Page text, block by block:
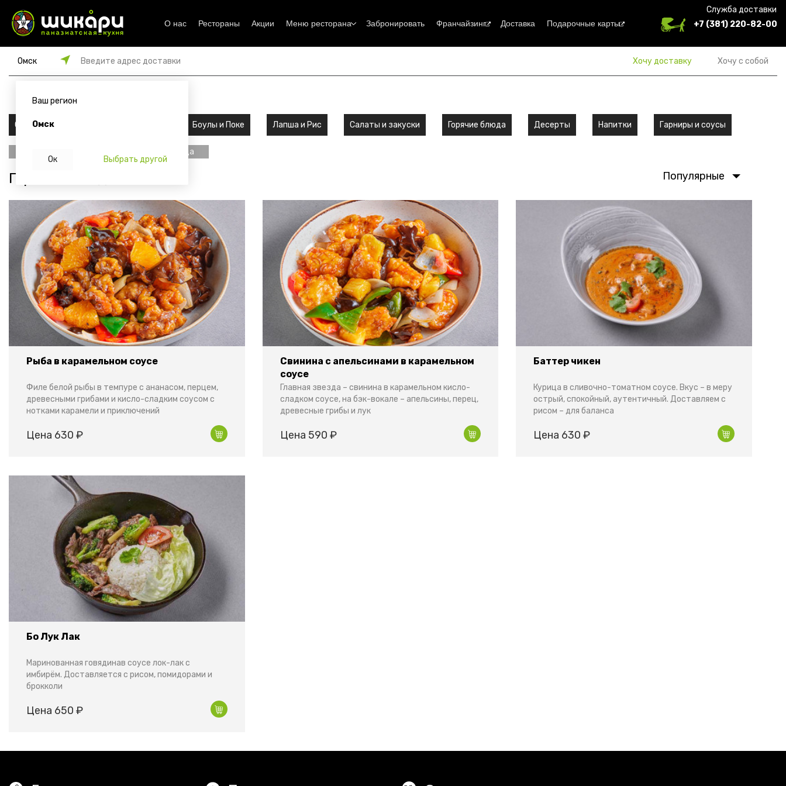
О нас Рестораны Акции Меню ресторана Забронировать Франчайзинг Доставка Подарочные карты
Служба доставки
+7 (381) 220-82-00
Омск Введите адрес доставки Хочу доставку Хочу с собой
Ваш регион
Омск
Ок Выбрать другой
Сеты Боулы и Поке Лапша и Рис Салаты и закуски Горячие блюда Десерты Напитки Гарниры и соусы
Горячие блюда
Популярные
Горячие блюда в Омске
Рыба в карамельном соусе
Филе белой рыбы в темпуре с ананасом, перцем,
древесными грибами и кисло-сладким соусом с
нотками карамели и приключений
Цена 630 ₽
Свинина с апельсинами в карамельном
соусе
Главная звезда – свинина в карамельном кисло-
сладком соусе, на бэк-вокале – апельсины, перец,
древесные грибы и лук
Цена 590 ₽
Баттер чикен
Курица в сливочно-томатном соусе. Вкус – в меру
острый, спокойный, аутентичный. Доставляем с
рисом – для баланса
Цена 630 ₽
Бо Лук Лак
Маринованная говядинав соусе лок-лак с
имбирём. Доставляется с рисом, помидорами и
брокколи
Цена 650 ₽